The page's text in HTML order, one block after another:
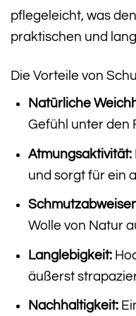
pflegeleicht, was
praktischen und
Die Vorteile von
Natürliche
Gefühl unter den
Atmungsaktivität:
und sorgt für ein
Wolle von Natur
Langlebigkeit:
äußerst
Nachhaltigkeit: